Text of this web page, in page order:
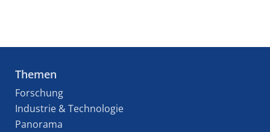
Themen
Forschung
Industrie & Technologie
Panorama